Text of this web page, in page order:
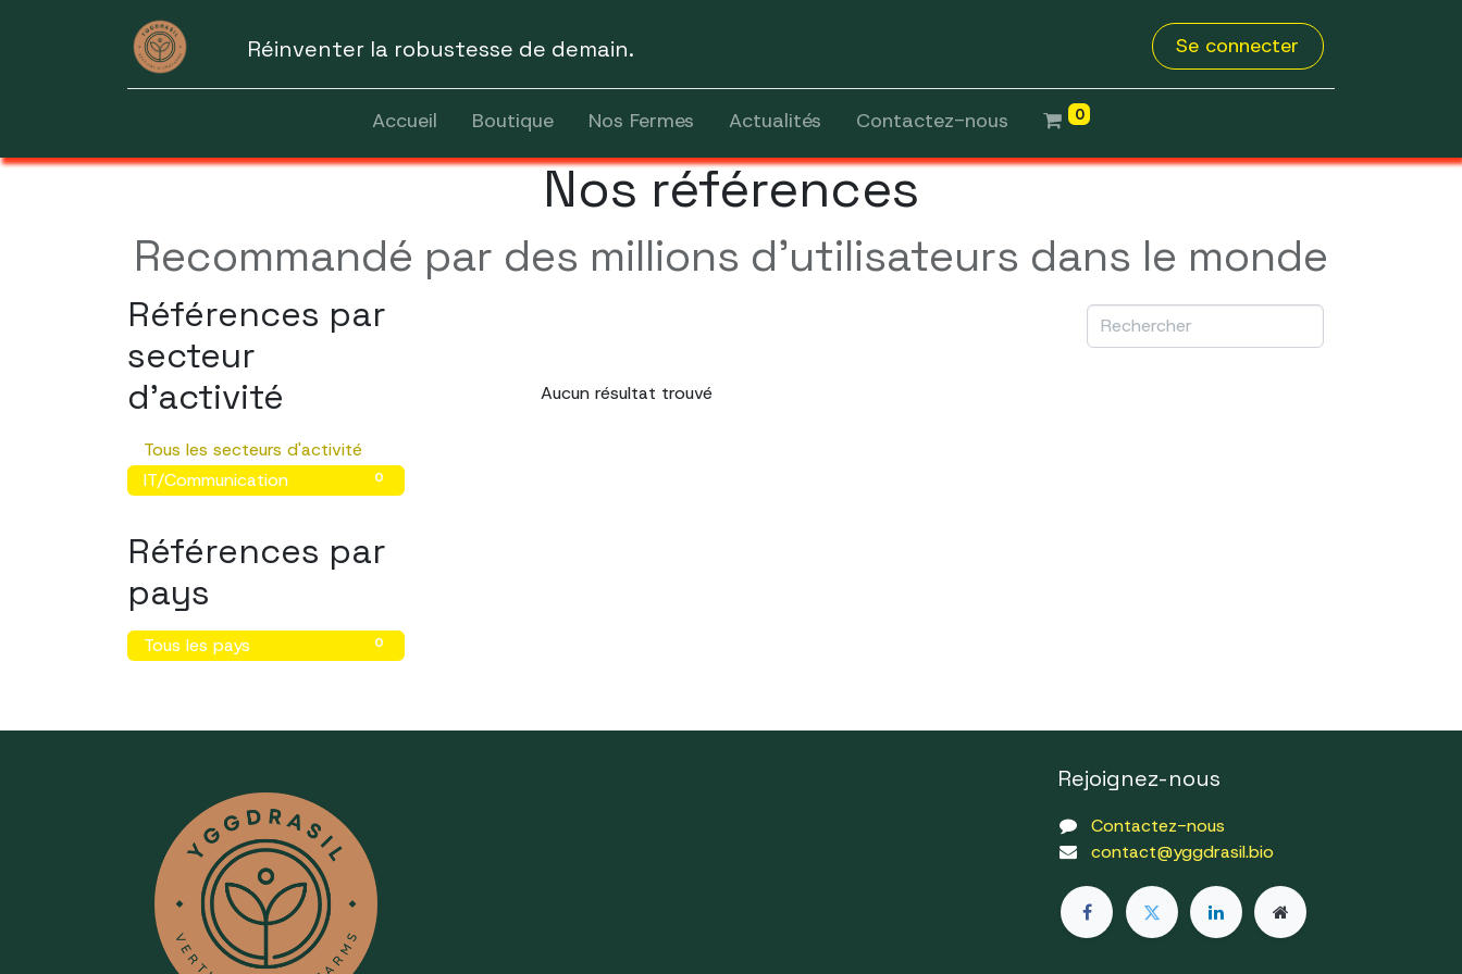
Réinventer la robustesse de demain. Se connecter
Accueil Boutique Nos Fermes Actualités Contactez-nous 0
Nos références
Recommandé par des millions d'utilisateurs dans le monde
Références par
secteur
d'activité
Tous les secteurs d'activité
0
IT/Communication
Références par
pays
0
Tous les pays
Aucun résultat trouvé
Rejoignez-nous
Contactez-nous
contact@yggdrasil.bio